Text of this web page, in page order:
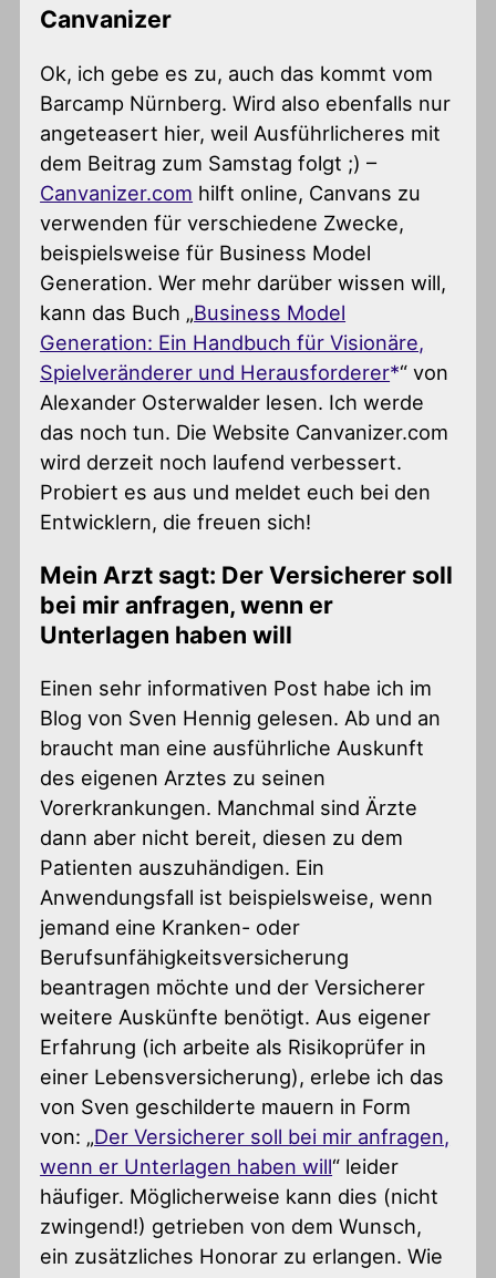
Canvanizer
Ok, ich gebe es zu, auch das kommt vom
Barcamp Nürnberg. Wird also ebenfalls nur
angeteasert hier, weil Ausführlicheres mit
dem Beitrag zum Samstag folgt ;) –
Canvanizer.com hilft online, Canvans zu
verwenden für verschiedene Zwecke,
beispielsweise für Business Model
Generation. Wer mehr darüber wissen will,
kann das Buch „Business Model
Generation: Ein Handbuch für Visionäre,
Spielveränderer und Herausforderer “ von
Alexander Osterwalder lesen. Ich werde
das noch tun. Die Website Canvanizer.com
wird derzeit noch laufend verbessert.
Probiert es aus und meldet euch bei den
Entwicklern, die freuen sich!
Mein Arzt sagt: Der Versicherer soll
bei mir anfragen, wenn er
Unterlagen haben will
Einen sehr informativen Post habe ich im
Blog von Sven Hennig gelesen. Ab und an
braucht man eine ausführliche Auskunft
des eigenen Arztes zu seinen
Vorerkrankungen. Manchmal sind Ärzte
dann aber nicht bereit, diesen zu dem
Patienten auszuhändigen. Ein
Anwendungsfall ist beispielsweise, wenn
jemand eine Kranken- oder
Berufsunfähigkeitsversicherung
beantragen möchte und der Versicherer
weitere Auskünfte benötigt. Aus eigener
Erfahrung (ich arbeite als Risikoprüfer in
einer Lebensversicherung), erlebe ich das
von Sven geschilderte mauern in Form
von: „Der Versicherer soll bei mir anfragen,
wenn er Unterlagen haben will“ leider
häufiger. Möglicherweise kann dies (nicht
zwingend!) getrieben von dem Wunsch,
ein zusätzliches Honorar zu erlangen. Wie